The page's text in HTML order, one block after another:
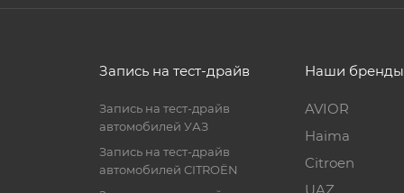
Запись на тест-драйв
Запись на тест-драйв
автомобилей УАЗ
Запись на тест-драйв
автомобилей CITROËN
Наши бренды
AVIOR
Haima
Citroen